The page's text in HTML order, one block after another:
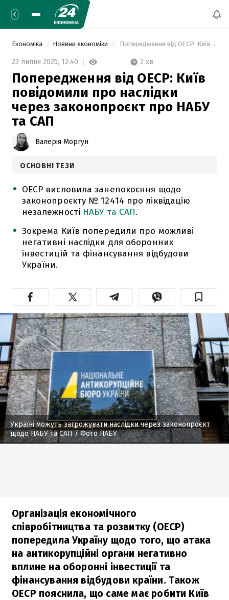
Економіка Новини економіки Попередження від ОЕСР: Київ повідомили про наслідки через законопроєкт про НАБУ та САП
23 липня 2025, 12:40 2 хв
Попередження від ОЕСР: Київ
повідомили про наслідки
через законопроєкт про НАБУ
та САП
Валерія Моргун
ОСНОВНІ ТЕЗИ
ОЕСР висловила занепокоєння щодо
законопроєкту № 12414 про ліквідацію
незалежності НАБУ та САП.
Зокрема Київ попередили про можливі
негативні наслідки для оборонних
інвестицій та фінансування відбудови
України.
Україні можуть загрожувати наслідки через законопроєкт
щодо НАБУ та САП/ Фото НАБУ
Організація економічного
співробітництва та розвитку (ОЕСР)
попередила Україну щодо того, що атака
на антикорупційні органи негативно
вплине на оборонні інвестиції та
фінансування відбудови країни. Також
ОЕСР пояснила, що саме має робити Київ